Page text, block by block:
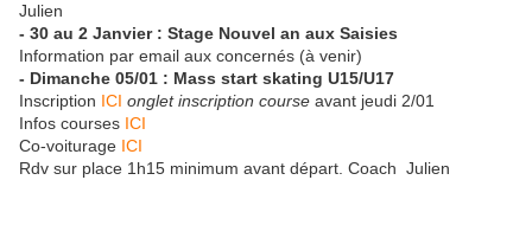
Julien
- 30 au 2 Janvier : Stage Nouvel an aux Saisies
Information par email aux concernés (à venir)
- Dimanche 05/01 : Mass start skating U15/U17
Inscription ICI onglet inscription course avant jeudi 2/01
Infos courses ICI
Co-voiturage ICI
Rdv sur place 1h15 minimum avant départ. Coach Julien